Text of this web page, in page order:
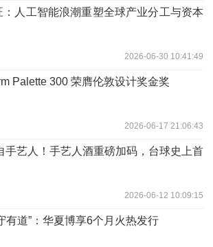
人工智能浪潮重塑全球产业分工与资本
2026-06-30 10:41:49
Palette 300 荣膺伦敦设计奖金奖
2026-06-17 21:06:43
手艺人！手艺人酒重磅加码，台球史上首
2026-06-12 10:09:15
有道”：华夏博享6个月火热发行